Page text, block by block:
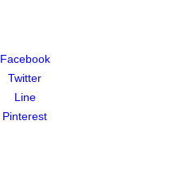
Facebook
Twitter
Line
Pinterest